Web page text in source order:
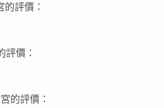
評價：
評價：
的評價：